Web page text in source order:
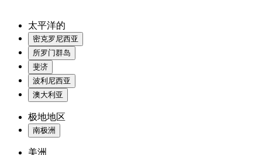
太平洋的
密克罗尼西亚
所罗门群岛
斐济
波利尼西亚
澳大利亚
极地地区
南极洲
美洲